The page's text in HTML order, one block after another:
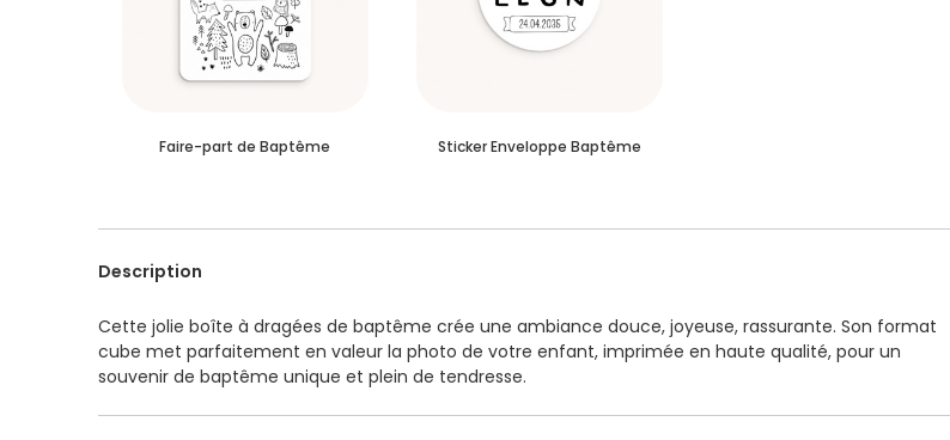
Description
Cette jolie boîte à dragées de baptême crée une ambiance douce, joyeuse, rassurante. Son format
cube met parfaitement en valeur la photo de votre enfant, imprimée en haute qualité, pour un
souvenir de baptême unique et plein de tendresse.
Faire-part de Baptême Sticker Enveloppe Baptême